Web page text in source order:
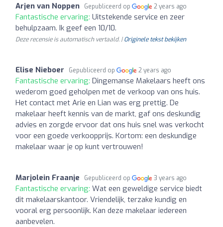
Arjen van Noppen Gepubliceerd op 2 years ago
Fantastische ervaring: Uitstekende service en zeer
behulpzaam. Ik geef een 10/10.
Deze recensie is automatisch vertaald. |Originele tekst bekijken
Elise Nieboer Gepubliceerd op 2 years ago
Fantastische ervaring: Dingemanse Makelaars heeft ons
wederom goed geholpen met de verkoop van ons huis.
Het contact met Arie en Lian was erg prettig. De
makelaar heeft kennis van de markt, gaf ons deskundig
advies en zorgde ervoor dat ons huis snel was verkocht
voor een goede verkoopprijs. Kortom: een deskundige
makelaar waar je op kunt vertrouwen!
Marjolein Fraanje Gepubliceerd op 3 years ago
Fantastische ervaring: Wat een geweldige service biedt
dit makelaarskantoor. Vriendelijk, terzake kundig en
vooral erg persoonlijk. Kan deze makelaar iedereen
aanbevelen.